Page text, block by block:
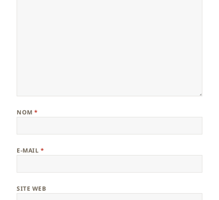
NOM*
E-MAIL *
SITE WEB